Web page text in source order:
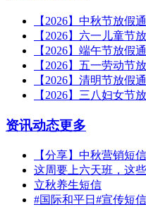
【2026】中秋节放假
【2026】六一儿童节
【2026】端午节放假
【2026】五一劳动节
【2026】清明节放假
【2026】三八妇女节
资讯动态更多
【分享】中秋营销短
这周要上六天班，这
立秋养生短信
#国际和平日#宣传短信